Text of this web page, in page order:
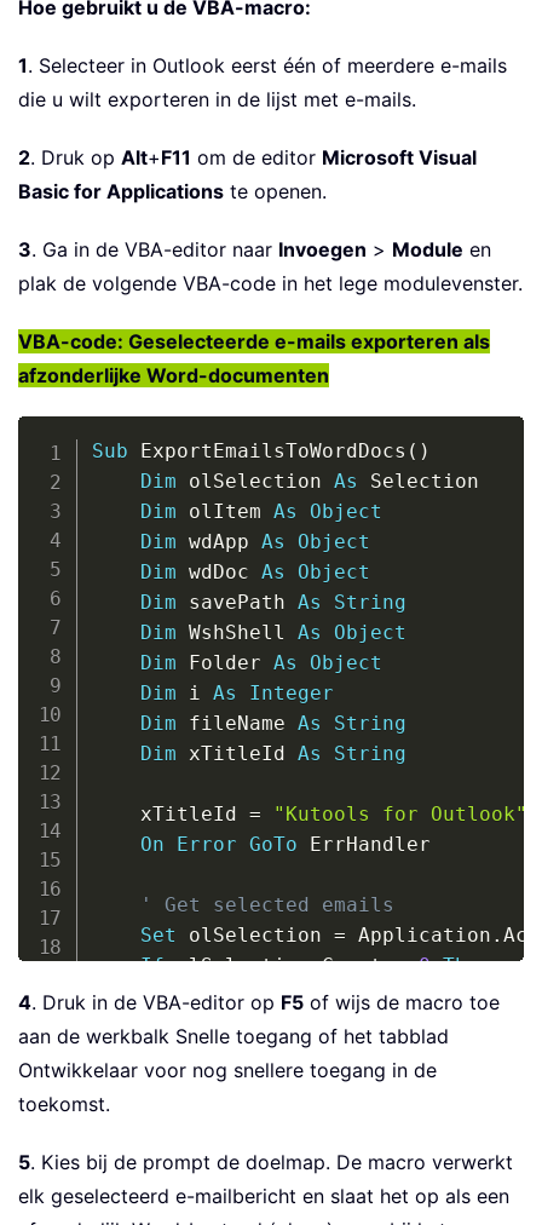
Hoe gebruikt u de VBA-macro:
1. Selecteer in Outlook eerst één of meerdere e-mails
die u wilt exporteren in de lijst met e-mails.
2. Druk op Alt+F11 om de editor Microsoft Visual
Basic for Applications te openen.
3. Ga in de VBA-editor naar Invoegen > Module en
plak de volgende VBA-code in het lege modulevenster.
VBA-code: Geselecteerde e-mails exporteren als
afzonderlijke Word-documenten
Sub ExportEmailsToWordDocs ( )
Dim olSelection As Selection
Dim olItem As
Object
Dim wdApp As
Object
Dim wdDoc As
Object
Dim savePath As
String
Dim WshShell As
Object
Dim Folder As
Object
Dim i As
Integer
Dim fileName As
String
Dim xTitleId As String
    xTitleId
=
"Kutools for Outlook"
On
Error GoTo ErrHandler
' Get selected emails
Set olSelection = Application .
If olSelection.Count = 0 Then
        MsgBox
"Please select at
Exit
Set Folder = WshShell.
4. Druk in de VBA-editor op F5 of wijs de macro toe
aan de werkbalk Snelle toegang of het tabblad
Ontwikkelaar voor nog snellere toegang in de
toekomst.
5. Kies bij de prompt de doelmap. De macro verwerkt
elk geselecteerd e-mailbericht en slaat het op als een